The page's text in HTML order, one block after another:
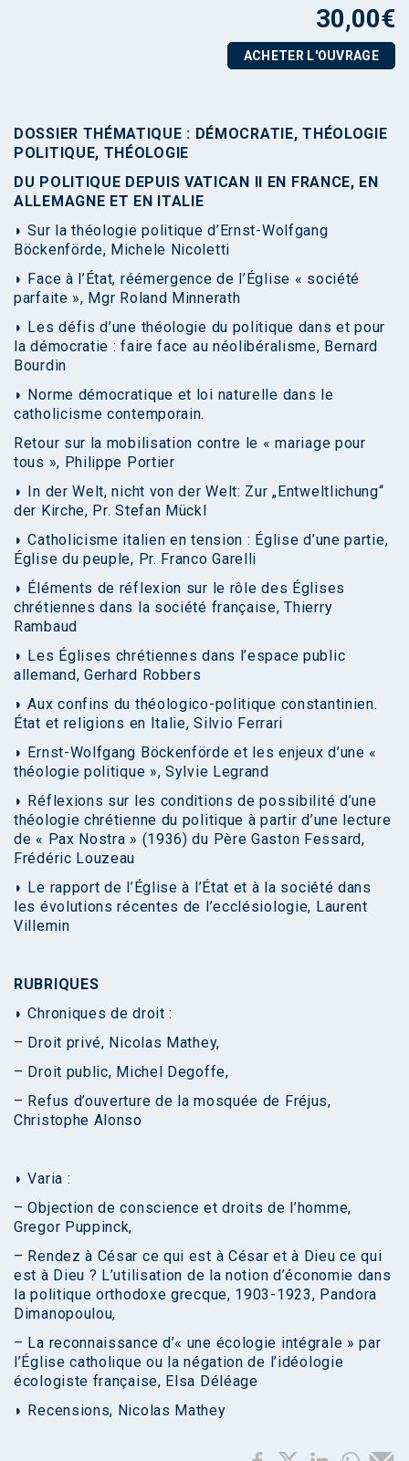
30,00€
ACHETER L'OUVRAGE
DOSSIER THÉMATIQUE : DÉMOCRATIE, THÉOLOGIE
POLITIQUE, THÉOLOGIE
DU POLITIQUE DEPUIS VATICAN II EN FRANCE, EN
ALLEMAGNE ET EN ITALIE
◗ Sur la théologie politique d’Ernst-Wolfgang
Böckenförde, Michele Nicoletti
◗ Face à l’État, réémergence de l’Église « société
parfaite », Mgr Roland Minnerath
◗ Les défis d’une théologie du politique dans et pour
la démocratie : faire face au néolibéralisme, Bernard
Bourdin
◗ Norme démocratique et loi naturelle dans le
catholicisme contemporain.
Retour sur la mobilisation contre le « mariage pour
tous », Philippe Portier
◗ In der Welt, nicht von der Welt: Zur „Entweltlichung“
der Kirche, Pr. Stefan Mückl
◗ Catholicisme italien en tension : Église d’une partie,
Église du peuple, Pr. Franco Garelli
◗ Éléments de réflexion sur le rôle des Églises
chrétiennes dans la société française, Thierry
Rambaud
◗ Les Églises chrétiennes dans l’espace public
allemand, Gerhard Robbers
◗ Aux confins du théologico-politique constantinien.
État et religions en Italie, Silvio Ferrari
◗ Ernst-Wolfgang Böckenförde et les enjeux d’une «
théologie politique », Sylvie Legrand
◗ Réflexions sur les conditions de possibilité d’une
théologie chrétienne du politique à partir d’une lecture
de « Pax Nostra » (1936) du Père Gaston Fessard,
Frédéric Louzeau
◗ Le rapport de l’Église à l’État et à la société dans
les évolutions récentes de l’ecclésiologie, Laurent
Villemin
RUBRIQUES
◗ Chroniques de droit :
– Droit privé, Nicolas Mathey,
– Droit public, Michel Degoffe,
– Refus d’ouverture de la mosquée de Fréjus,
Christophe Alonso
◗ Varia :
– Objection de conscience et droits de l’homme,
Gregor Puppinck,
– Rendez à César ce qui est à César et à Dieu ce qui
est à Dieu ? L’utilisation de la notion d’économie dans
la politique orthodoxe grecque, 1903-1923, Pandora
Dimanopoulou,
– La reconnaissance d’« une écologie intégrale » par
l’Église catholique ou la négation de l’idéologie
écologiste française, Elsa Déléage
◗ Recensions, Nicolas Mathey